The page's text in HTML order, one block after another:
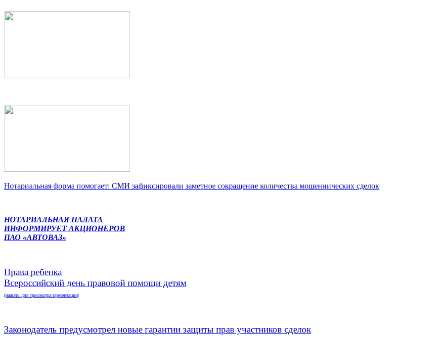
Нотариальная форма помогает: СМИ зафиксировали заметное сокращение количества мошеннических сделок
НОТАРИАЛЬНАЯ ПАЛАТА
ИНФОРМИРУЕТ АКЦИОНЕРОВ
ПАО «АВТОВАЗ»
Права ребенка
Всероссийский день правовой помощи детям
(нажать для просмотра презентации)
Законодатель предусмотрел новые гарантии защиты прав участников сделок